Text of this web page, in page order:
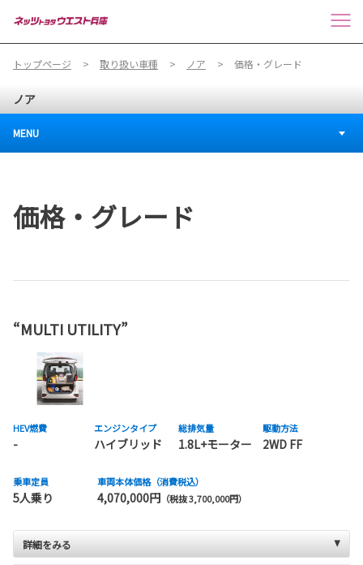
トップページ 取り扱い車種 ノア 価格・グレード
ノア
MENU
価格・グレード
“MULTI UTILITY”
HEV燃費
-
エンジンタイプ
ハイブリッド
総排気量
1.8L+モーター
駆動方法
2WD FF
乗車定員
5人乗り
車両本体価格（消費税込）
4,070,000円 （税抜 3,700,000円）
詳細をみる